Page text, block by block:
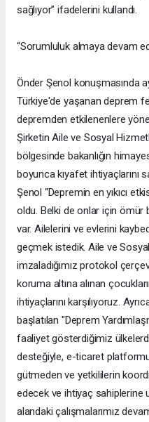
sağlıyor” ifadelerini kullandı.
“Sorumluluk almaya devam
Önder Şenol konuşmasında
Türkiye'de yaşanan deprem
depremden etkilenenlere
Şirketin Aile ve Sosyal
bölgesinde bakanlığın
boyunca kıyafet ihtiyaçlarını
Şenol “Depremin en yıkıcı
oldu. Belki de onlar için ömür
var. Ailelerini ve evlerini
geçmek istedik. Aile ve
imzaladığımız protokol
koruma altına alınan
ihtiyaçlarını karşılıyoruz.
başlatılan "Deprem
faaliyet gösterdiğimiz
desteğiyle, e-ticaret
gütmeden ve yetkililerin
edecek ve ihtiyaç sahiplerine
alandaki çalışmalarımız